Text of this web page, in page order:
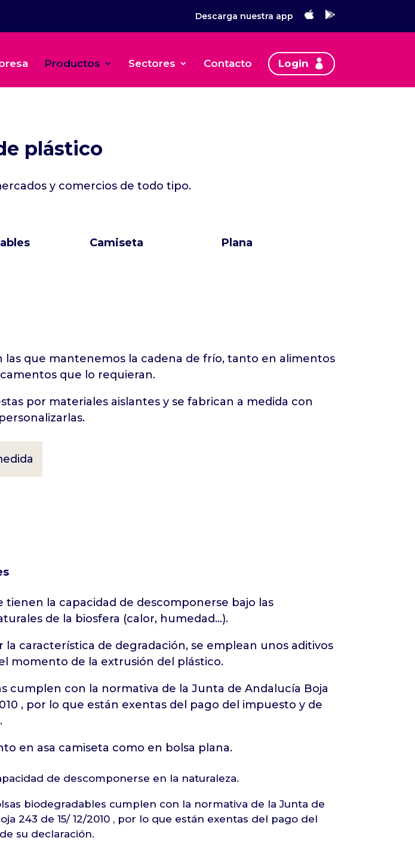
Descarga nuestra app
Productos Sectores Contacto Login
plástico
y comercios de todo tipo.
Camiseta Plana
las que mantenemos la cadena de frío, tanto en alimentos
que lo requieran.
por materiales aislantes y se fabrican a medida con
tienen la capacidad de descomponerse bajo las
de la biosfera (calor, humedad…).
la característica de degradación, se emplean unos aditivos
momento de la extrusión del plástico.
cumplen con la normativa de la Junta de Andalucía Boja
, por lo que están exentas del pago del impuesto y de
en asa camiseta como en bolsa plana.
de descomponerse en la naturaleza.
biodegradables cumplen con la normativa de la Junta de
243 de 15/ 12/2010 , por lo que están exentas del pago del
su declaración.